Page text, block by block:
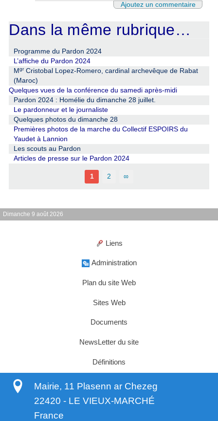
Ajoutez un commentaire
Dans la même rubrique…
Programme du Pardon 2024
L’affiche du Pardon 2024
MgrCristobal Lopez-Romero, cardinal archevêque de Rabat
(Maroc)
Quelques vues de la conférence du samedi après-midi
Pardon 2024 : Homélie du dimanche 28 juillet.
Le pardonneur et le journaliste
Quelques photos du dimanche 28
Premières photos de la marche du Collectif ESPOIRS du
Yaudet à Lannion
Les scouts au Pardon
Articles de presse sur le Pardon 2024
1 2 ∞
Dimanche 9 août 2026
Liens
Administration
Plan du site Web
Sites Web
Documents
NewsLetter du site
Définitions
Mairie, 11 Plasenn ar Chezeg
22420 - LE VIEUX-MARCHÉ
France